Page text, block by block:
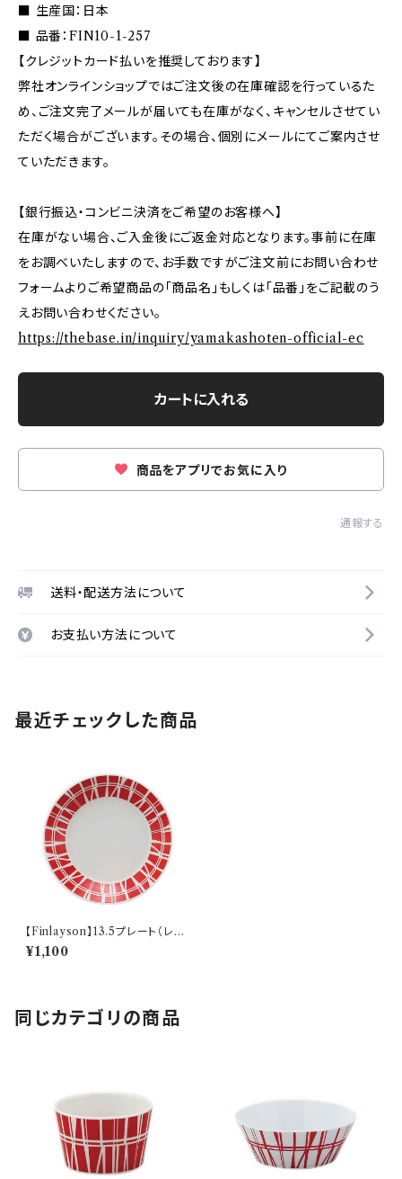
■ 生産国：日本
■ 品番：FIN10-1-257
【クレジットカード払いを推奨しております】
弊社オンラインショップではご注文後の在庫確認を行っているた
め、ご注文完了メールが届いても在庫がなく、キャンセルさせてい
ただく場合がございます。その場合、個別にメールにてご案内させ
ていただきます。
【銀行振込・コンビニ決済をご希望のお客様へ】
在庫がない場合、ご入金後にご返金対応となります。事前に在庫
をお調べいたしますので、お手数ですがご注文前にお問い合わせ
フォームよりご希望商品の「商品名」もしくは「品番」をご記載のう
えお問い合わせください。
https://thebase.in/inquiry/yamakashoten-official-ec
カートに入れる
商品をアプリでお気に入り
通報する
送料・配送方法について
お支払い方法について
最近チェックした商品
【Finlayson】13.5プレート（レッ
ド）【コロナ】
¥1,100
同じカテゴリの商品